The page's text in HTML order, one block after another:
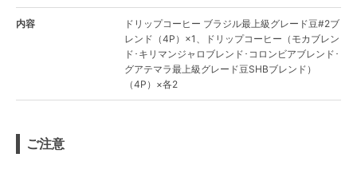
内容
ドリップコーヒー ブラジル最上級グレード豆#2ブ
レンド（4P）×1、ドリップコーヒー（モカブレン
ド･キリマンジャロブレンド･コロンビアブレンド･
グアテマラ最上級グレード豆SHBブレンド）
（4P）×各2
ご注意